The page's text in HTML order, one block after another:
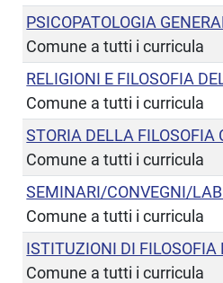
PSICOPATOLOGIA
Comune a tutti i curricula
RELIGIONI E FILOSOFIA
Comune a tutti i curricula
STORIA DELLA FILOSOFIA
Comune a tutti i curricula
SEMINARI/CONVEGNI/
Comune a tutti i curricula
ISTITUZIONI DI FILOSOFIA
Comune a tutti i curricula